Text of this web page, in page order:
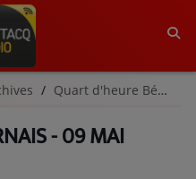
Quart d'heure Béarnais | Archives
- 09 MAI